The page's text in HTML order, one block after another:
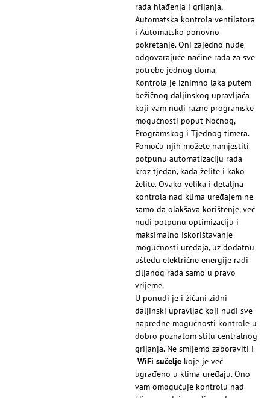
rada hlađenja i grijanja,
Automatska kontrola ventilatora
i Automatsko ponovno
pokretanje. Oni zajedno nude
odgovarajuće načine rada za sve
potrebe jednog doma.
Kontrola je iznimno laka putem
bežičnog daljinskog upravljača
koji vam nudi razne programske
mogućnosti poput Noćnog,
Programskog i Tjednog timera.
Pomoću njih možete namjestiti
potpunu automatizaciju rada
kroz tjedan, kada želite i kako
želite. Ovako velika i detaljna
kontrola nad klima uređajem ne
samo da olakšava korištenje, već
nudi potpunu optimizaciju i
maksimalno iskorištavanje
mogućnosti uređaja, uz dodatnu
uštedu električne energije radi
ciljanog rada samo u pravo
vrijeme.
U ponudi je i žičani zidni
daljinski upravljač koji nudi sve
napredne mogućnosti kontrole u
dobro poznatom stilu centralnog
grijanja. Ne smijemo zaboraviti i
WiFi sučelje koje je već
ugrađeno u klima uređaju. Ono
vam omogućuje kontrolu nad